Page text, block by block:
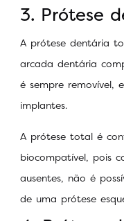
3. Prótese
A prótese dentária
arcada dentária
é sempre removível,
implantes.
A prótese total é
biocompatível, pois
ausentes, não é
de uma prótese